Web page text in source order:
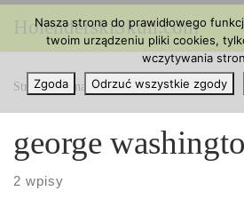
Przejdź do treści
HolenderskiSkun.com
Strona główna » george washington
george
2 wpisy
Nasza strona do prawidłowego
twoim urządzeniu pliki cookies,
wczytywania
Zgoda
Odrzuć wszystkie zgody